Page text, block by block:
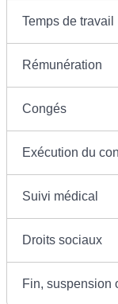
Temps de travail
Rémunération
Congés
Exécution du
Suivi médical
Droits sociaux
Fin, suspension